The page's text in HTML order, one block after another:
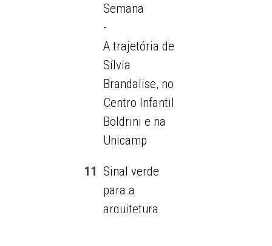
Semana
-
A trajetória de
Sílvia
Brandalise, no
Centro Infantil
Boldrini e na
Unicamp
11 Sinal verde
para a
arquitetura